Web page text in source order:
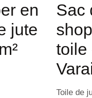
en
jute
Sac
toile
Toile de